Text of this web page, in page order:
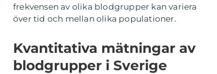
frekvensen av olika blodgrupper kan variera
över tid och mellan olika populationer.
Kvantitativa mätningar av
blodgrupper i Sverige